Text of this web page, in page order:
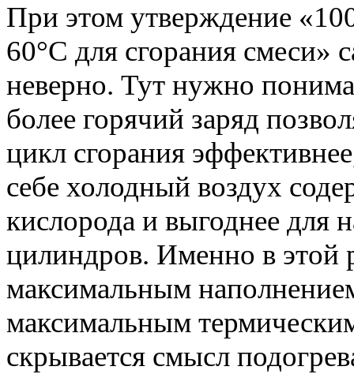
При этом утверждение
60°C для сгорания смеси»
неверно. Тут нужно
более горячий заряд
цикл сгорания
себе холодный воздух
кислорода и выгоднее для
цилиндров. Именно в этой
максимальным
максимальным
скрывается смысл